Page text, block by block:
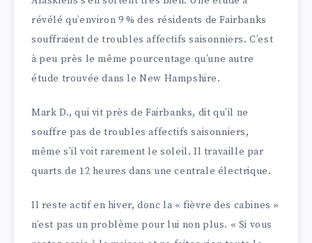
révélé qu’environ 9 % des résidents de Fairbanks
souffraient de troubles affectifs saisonniers. C’est
à peu près le même pourcentage qu’une autre
étude trouvée dans le New Hampshire.
Mark D., qui vit près de Fairbanks, dit qu’il ne
souffre pas de troubles affectifs saisonniers,
même s’il voit rarement le soleil. Il travaille par
quarts de 12 heures dans une centrale électrique.
Il reste actif en hiver, donc la « fièvre des cabines »
n’est pas un problème pour lui non plus. « Si vous